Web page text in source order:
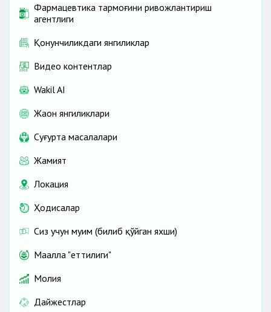
Фармацевтика тармоғини ривожлантириш
агентлиги
Қонунчиликдаги янгиликлар
Видео контентлар
Wakil AI
Жаҳон янгиликлари
Cуғурта масалалари
Жамият
Локация
Ҳодисалар
Сиз учун муҳим (билиб қўйган яхши)
Маҳалла "еттилиги"
Молия
Дайжестлар